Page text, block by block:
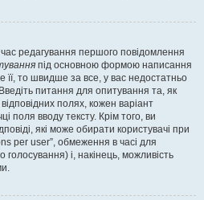
редагування першого повідомлення
під основною формою написання
то швидше за все, у вас недостатньо
питання для опитування та, як
відповідних полях, кожен варіант
поля вводу тексту. Крім того, ви
які може обирати користувачі при
per user”, обмеження в часі для
голосування) і, накінець, можливість